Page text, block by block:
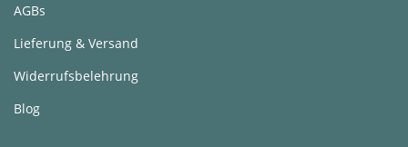
AGBs
Lieferung & Versand
Widerrufsbelehrung
Blog